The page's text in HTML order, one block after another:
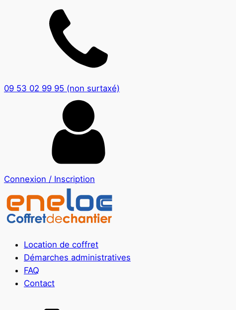
09 53 02 99 95 (non surtaxé)
Connexion / Inscription
Location de coffret
Démarches administratives
FAQ
Contact